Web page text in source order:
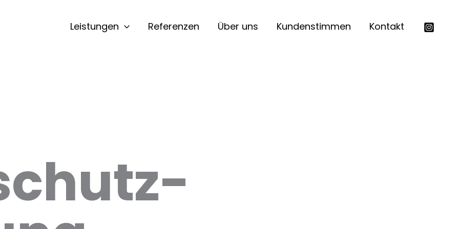
Leistungen Referenzen Über uns Kundenstimmen Kontakt